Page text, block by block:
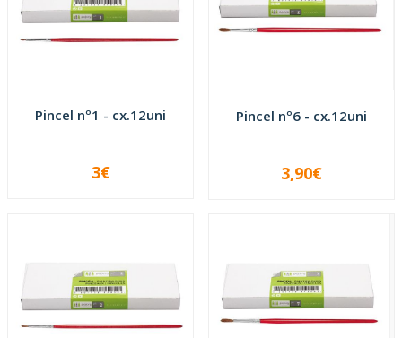
Pincel nº1 - cx.12uni
+
3€
Pincel nº6 - cx.12uni
+
3,90€